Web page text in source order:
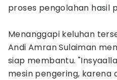
proses pengolahan hasil
Menanggapi keluhan
Andi Amran Sulaiman
siap membantu.
mesin pengering, karena